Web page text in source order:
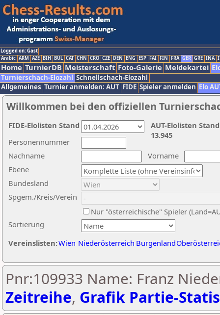
Logged on: Gast
Arabic ARM AZE BIH BUL CAT CHN CRO CZE DEN ENG ESP FAI FIN FRA GER GRE INA
Home TurnierDB Meisterschaft Foto-Galerie Meldekartei
Turnierschach-Elozahl Schnellschach-Elozahl
Allgemeines Turnier anmelden: AUT FIDE Spieler anmelden Elo
Willkommen bei den offiziellen
Nachname
Vorname
Ebene
Sortierung
Personennummer
Bundesland
Spgem./Kreis/Verein
Nur "österreichische" Spieler
Vereinslisten:Wien Niederösterreich Burgenland
AUT-Elolisten
13.945
FIDE-Elolisten Stand
Pnr:109933 Name: Franz
Zeitreihe, Grafik Partie-